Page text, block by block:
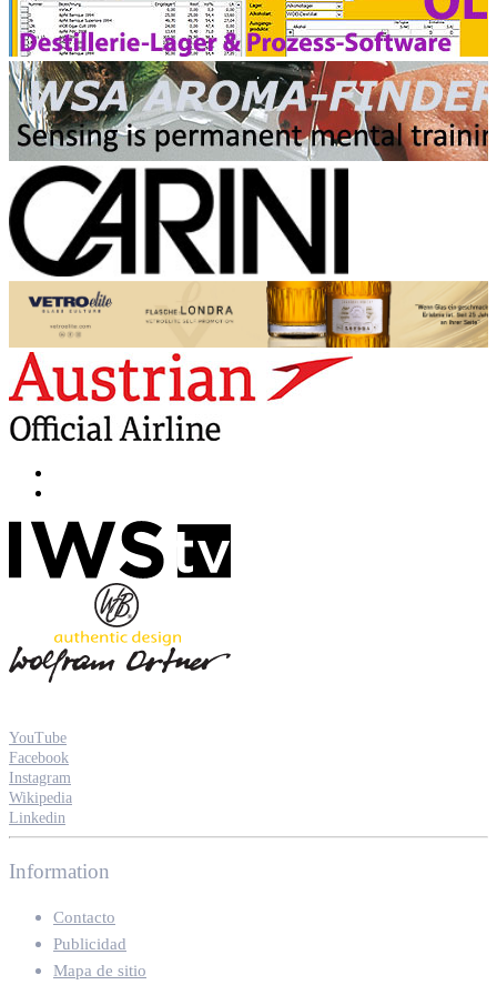
YouTube
Facebook
Instagram
Wikipedia
Linkedin
Information
Contacto
Publicidad
Mapa de sitio